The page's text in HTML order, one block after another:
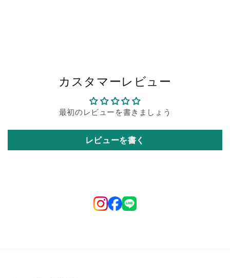
カスタマーレビュー
最初のレビューを書きましょう
レビューを書く